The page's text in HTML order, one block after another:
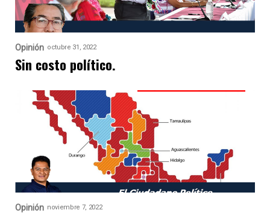
Opinión octubre 31, 2022
Sin costo político.
Opinión noviembre 7, 2022